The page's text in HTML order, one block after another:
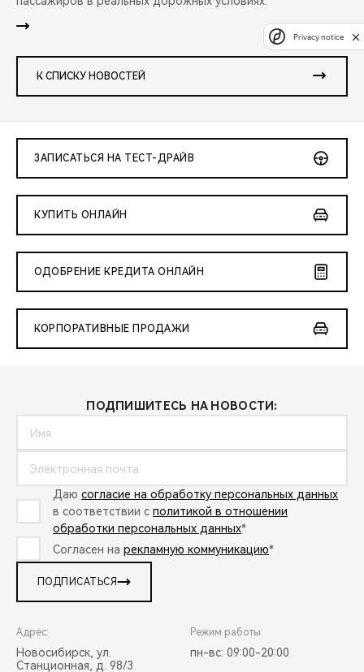
К СПИСКУ НОВОСТЕЙ
ЗАПИСАТЬСЯ НА ТЕСТ-ДРАЙВ
КУПИТЬ ОНЛАЙН
ОДОБРЕНИЕ КРЕДИТА ОНЛАЙН
КОРПОРАТИВНЫЕ ПРОДАЖИ
ПОДПИШИТЕСЬ НА НОВОСТИ:
Даю согласие на обработку персональных данных
в соответствии с политикой в отношении
обработки персональных данных*
Согласен на рекламную коммуникацию*
ПОДПИСАТЬСЯ
Адрес:
Новосибирск, ул.
Станционная, д. 98/3
Режим работы:
пн-вс: 09:00-20:00
Privacy notice